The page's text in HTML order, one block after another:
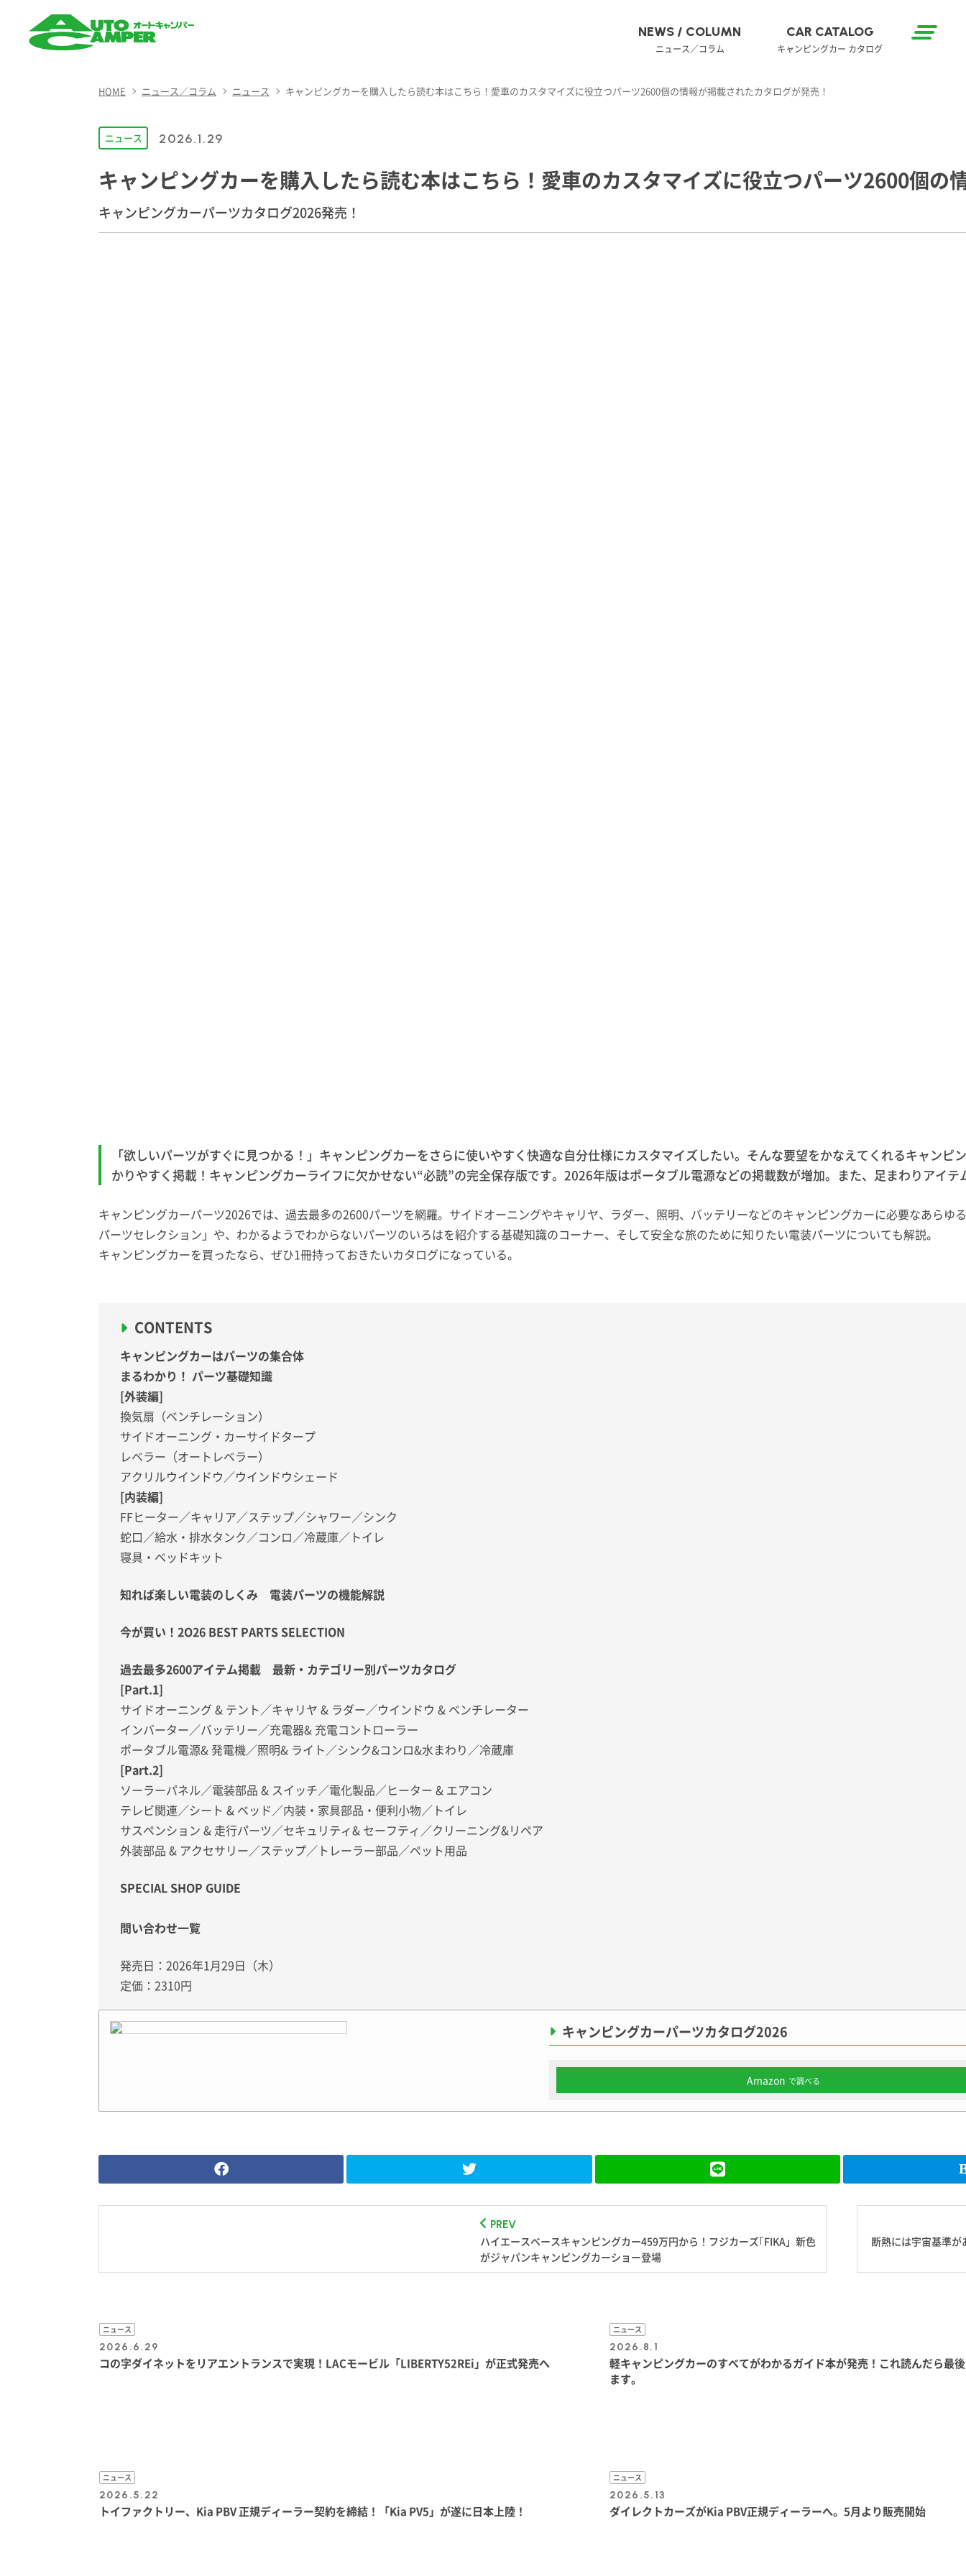
キャンパー）
NEWS / COLUMN
ニュース／コラム
CAR CATALOG
キャンピングカー カタログ
HOME ニュース／コラム ニュース キャンピングカーを購入したら読む本はこちら！愛車のカスタマイズに役立つパーツ2600個の情報が掲載されたカタログが発売！
ニュース 2026.1.29
キャンピングカーを購入したら読む本はこちら！愛車のカスタマイズに役立つパーツ2600個の
キャンピングカーパーツカタログ2026発売！
「欲しいパーツがすぐに見つかる！」キャンピングカーをさらに使いやすく快適な自分仕様にカスタマイズしたい。そんな要望をかなえてくれるキャン
かりやすく掲載！キャンピングカーライフに欠かせない“必読”の完全保存版です。2026年版はポータブル電源などの掲載数が増加。また、足まわりアイ
キャンピングカーパーツ2026では、過去最多の2600パーツを網羅。サイドオーニングやキャリヤ、ラダー、照明、バッテリーなどのキャンピングカーに必要なあら
パーツセレクション」や、わかるようでわからないパーツのいろはを紹介する基礎知識のコーナー、そして安全な旅のために知りたい電装パーツについても解説。
キャンピングカーを買ったなら、ぜひ1冊持っておきたいカタログになっている。
CONTENTS
キャンピングカーはパーツの集合体
まるわかり！ パーツ基礎知識
[外装編]
換気扇（ベンチレーション）
サイドオーニング・カーサイドタープ
レベラー（オートレベラー）
アクリルウインドウ／ウインドウシェード
[内装編]
FFヒーター／キャリア／ステップ／シャワー／シンク
蛇口／給水・排水タンク／コンロ／冷蔵庫／トイレ
寝具・ベッドキット
知れば楽しい電装のしくみ 電装パーツの機能解説
今が買い！2O26 BEST PARTS SELECTION
過去最多2600アイテム掲載 最新・カテゴリー別パーツカタログ
[Part.1]
サイドオーニング & テント／キャリヤ & ラダー／ウインドウ & ベンチレーター
インバーター／バッテリー／充電器& 充電コントローラー
ポータブル電源& 発電機／照明& ライト／シンク&コンロ&水まわり／冷蔵庫
[Part.2]
ソーラーパネル／電装部品 & スイッチ／電化製品／ヒーター & エアコン
テレビ関連／シート & ベッド／内装・家具部品・便利小物／トイレ
サスペンション & 走行パーツ／セキュリティ& セーフティ／クリーニング&リペア
外装部品 & アクセサリー／ステップ／トレーラー部品／ペット用品
SPECIAL SHOP GUIDE
問い合わせ一覧
発売日：2026年1月29日（木）
定価：2310円
キャンピングカーパーツカタログ2026
Amazon で調べる
PREV
ハイエースベースキャンピングカー459万円から！フジカーズ｢FIKA」新色
がジャパンキャンピングカーショー登場
断熱には宇宙基準
ニュース
2026.6.29
コの字ダイネットをリアエントランスで実現！LACモービル「LIBERTY52REi」が正式発売へ
ニュース
2026.8.1
軽キャンピングカーのすべてがわかるガイド本が発売！これ読んだら最
ます。
ニュース
2026.5.22
トイファクトリー、Kia PBV 正規ディーラー契約を締結！「Kia PV5」が遂に日本上陸！
ニュース
2026.5.13
ダイレクトカーズがKia PBV正規ディーラーへ。5月より販売開始